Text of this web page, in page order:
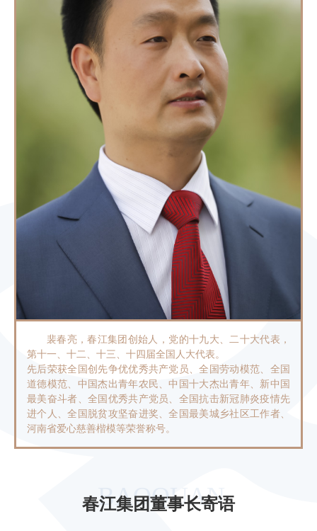
裴春亮，春江集团创始人，党的十九大、二十大代表，
第十一、十二、十三、十四届全国人大代表。
先后荣获全国创先争优优秀共产党员、全国劳动模范、全国
道德模范、中国杰出青年农民、中国十大杰出青年、新中国
最美奋斗者、全国优秀共产党员、全国抗击新冠肺炎疫情先
进个人、全国脱贫攻坚奋进奖、全国最美城乡社区工作者、
河南省爱心慈善楷模等荣誉称号。
春江集团董事长寄语
BAOQUAN